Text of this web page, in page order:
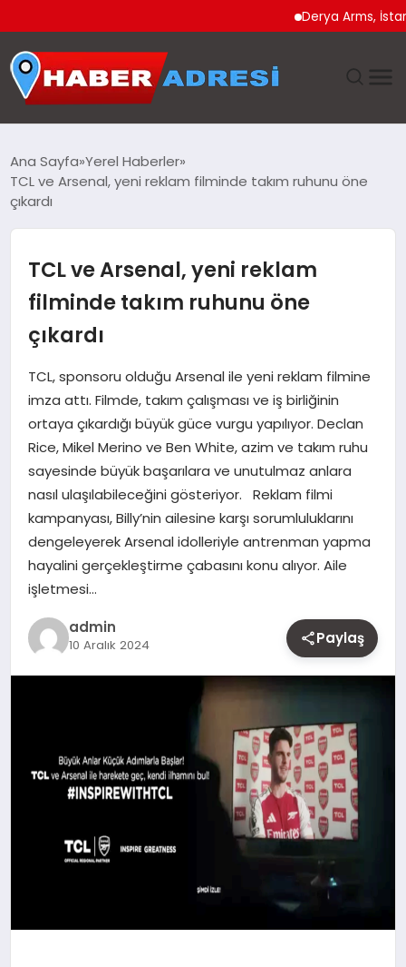
Derya Arms, İstanbul
GÜNDEM
TEKNOLOJI
EĞITIM
MAGAZIN
YAŞAM
OTOMOBIL
Ana Sayfa Yerel Haberler
TCL ve Arsenal, yeni reklam filminde takım ruhunu öne
çıkardı
TCL ve Arsenal, yeni reklam
filminde takım ruhunu öne
çıkardı
TCL, sponsoru olduğu Arsenal ile yeni reklam filmine
imza attı. Filmde, takım çalışması ve iş birliğinin
ortaya çıkardığı büyük güce vurgu yapılıyor. Declan
Rice, Mikel Merino ve Ben White, azim ve takım ruhu
sayesinde büyük başarılara ve unutulmaz anlara
nasıl ulaşılabileceğini gösteriyor. Reklam filmi
kampanyası, Billy’nin ailesine karşı sorumluluklarını
dengeleyerek Arsenal idolleriyle antrenman yapma
hayalini gerçekleştirme çabasını konu alıyor. Aile
işletmesi…
admin
10 Aralık 2024 Paylaş